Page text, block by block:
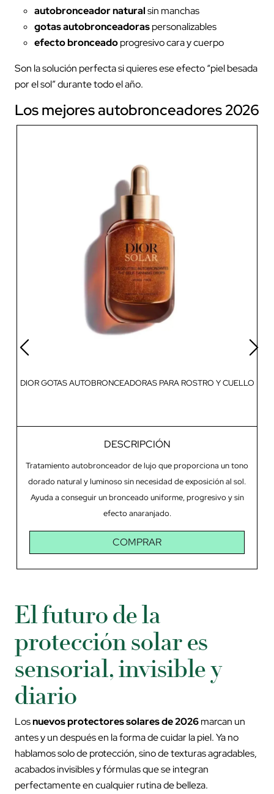
autobronceador naturalsin manchas
gotas autobronceadoraspersonalizables
efecto bronceadoprogresivo cara y cuerpo
Son la solución perfecta si quieres ese efecto “piel besada
por el sol” durante todo el año.
Los mejores autobronceadores 2026
DIOR GOTAS AUTOBRONCEADORAS PARA ROSTRO Y CUELLO
DESCRIPCIÓN
Tratamiento autobronceador de lujo que proporciona un tono
dorado natural y luminoso sin necesidad de exposición al sol.
Ayuda a conseguir un bronceado uniforme, progresivo y sin
efecto anaranjado.
COMPRAR
El futuro de la
protección solar es
sensorial, invisible y
diario
Losnuevos protectores solares de 2026marcan un
antes y un después en la forma de cuidar la piel. Ya no
hablamos solo de protección, sino de texturas agradables,
acabados invisibles y fórmulas que se integran
perfectamente en cualquier rutina de belleza.